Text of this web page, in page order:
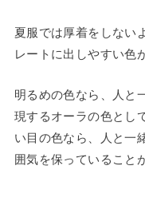
夏服では厚着をしない
レートに出しやすい色
明るめの色なら、人と
現するオーラの色とし
い目の色なら、人と一
囲気を保っていること